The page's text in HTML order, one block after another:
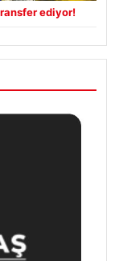
ediyor!